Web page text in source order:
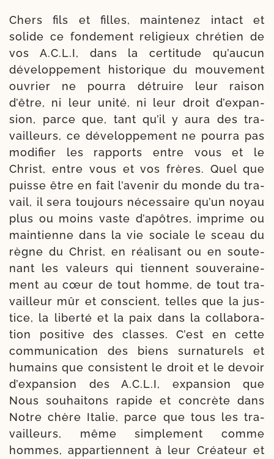
Chers fils et filles, main­te­nez intact et
solide ce fon­de­ment reli­gieux chré­tien de
vos A.C.L.I, dans la cer­ti­tude qu’au­cun
déve­lop­pe­ment his­to­rique du mou­ve­ment
ouvrier ne pour­ra dé­truire leur rai­son
d’être, ni leur uni­té, ni leur droit d’ex­pan­
sion, parce que, tant qu’il y aura des tra­
vailleurs, ce déve­lop­pe­ment ne pour­ra pas
modi­fier les rap­ports entre vous et le
Christ, entre vous et vos frères. Quel que
puisse être en fait l’a­ve­nir du monde du tra­
vail, il sera tou­jours néces­saire qu’un noyau
plus ou moins vaste d’a­pôtres, imprime ou
main­tienne dans la vie sociale le sceau du
règne du Christ, en réa­li­sant ou en sou­te­
nant les valeurs qui tiennent sou­ve­rai­ne­
ment au cœur de tout homme, de tout tra­
vailleur mûr et conscient, telles que la jus­
tice, la liber­té et la paix dans la col­la­bo­ra­
tion posi­tive des classes. C’est en cette
com­mu­ni­ca­tion des biens sur­na­tu­rels et
humains que consistent le droit et le devoir
d’ex­pan­sion des A.C.L.I, expan­sion que
Nous sou­hai­tons rapide et concrète dans
Notre chère Italie, parce que tous les tra­
vailleurs, même sim­plement comme
hommes, appar­tiennent à leur Créateur et